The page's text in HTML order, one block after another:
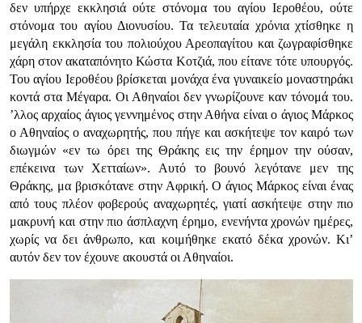
δεν υπήρχε εκκλησιά ούτε στόνομα του αγίου Ιεροθέου, ούτε
στόνομα του αγίου Διονυσίου. Τα τελευταία χρόνια χτίσθηκε η
μεγάλη εκκλησία του πολιούχου Αρεοπαγίτου και ζωγραφίσθηκε
χάρη στον ακαταπόνητο Κώστα Κοτζιά, που είτανε τότε υπουργός.
Του αγίου Ιεροθέου βρίσκεται μονάχα ένα γυναικείο μοναστηράκι
κοντά στα Μέγαρα. Οι Αθηναίοι δεν γνωρίζουνε καν τόνομά του.
’λλος αρχαίος άγιος γεννημένος στην Αθήνα είναι ο άγιος Μάρκος
ο Αθηναίος ο αναχωρητής, που πήγε και ασκήτεψε τον καιρό των
διωγμών «εν τω όρει της Θράκης εις την έρημον την ούσαν,
επέκεινα των Χετταίων». Αυτό το βουνό λεγότανε μεν της
Θράκης, μα βρισκότανε στην Αφρική. Ο άγιος Μάρκος είναι ένας
από τους πλέον φοβερούς αναχωρητές, γιατί ασκήτεψε στην πιο
μακρυνή και στην πιο άσπλαχνη έρημο, ενενήντα χρονών ημέρες,
χωρίς να δει άνθρωπο, και κοιμήθηκε εκατό δέκα χρονών. Κι’
αυτόν δεν τον έχουνε ακουστά οι Αθηναίοι.